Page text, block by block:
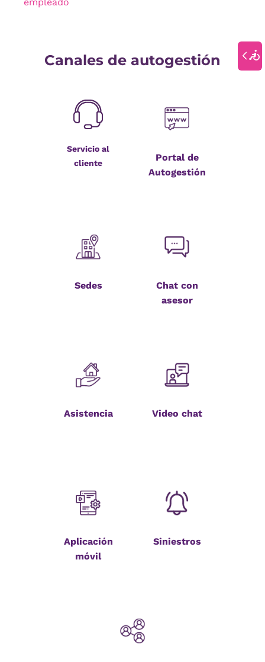
Canales de autogestión
Servicio al
cliente
Portal de
Autogestión
Sedes
Chat con
asesor
Asistencia Video chat
Aplicación
móvil
Siniestros